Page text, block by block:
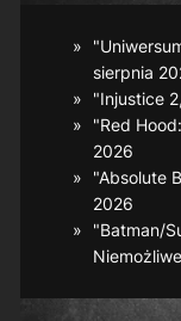
sierpnia
"Injustice
"Red
2026
"Absolute
2026
"Batman/